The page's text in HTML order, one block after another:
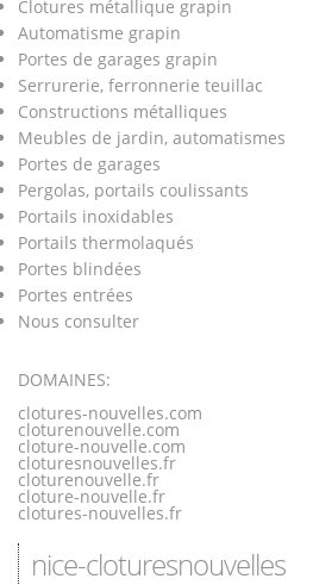
Clotures métallique grapin
Automatisme grapin
Portes de garages grapin
Serrurerie, ferronnerie teuillac
Constructions métalliques
Meubles de jardin, automatismes
Portes de garages
Pergolas, portails coulissants
Portails inoxidables
Portails thermolaqués
Portes blindées
Portes entrées
Nous consulter
DOMAINES:
clotures-nouvelles.com
cloturenouvelle.com
cloture-nouvelle.com
cloturesnouvelles.fr
cloturenouvelle.fr
cloture-nouvelle.fr
clotures-nouvelles.fr
nice-cloturesnouvelles